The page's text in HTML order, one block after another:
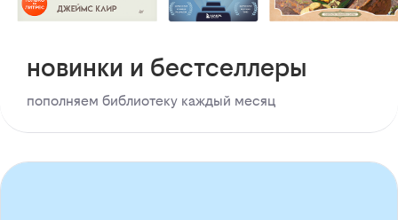
новинки и бестселлеры
пополняем библиотеку каждый месяц